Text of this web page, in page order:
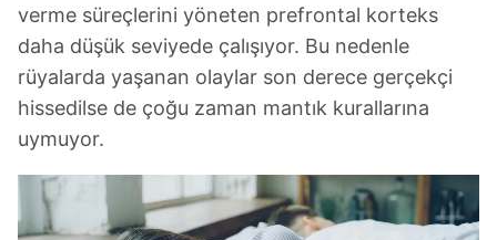
verme süreçlerini yöneten prefrontal korteks
daha düşük seviyede çalışıyor. Bu nedenle
rüyalarda yaşanan olaylar son derece gerçekçi
hissedilse de çoğu zaman mantık kurallarına
uymuyor.